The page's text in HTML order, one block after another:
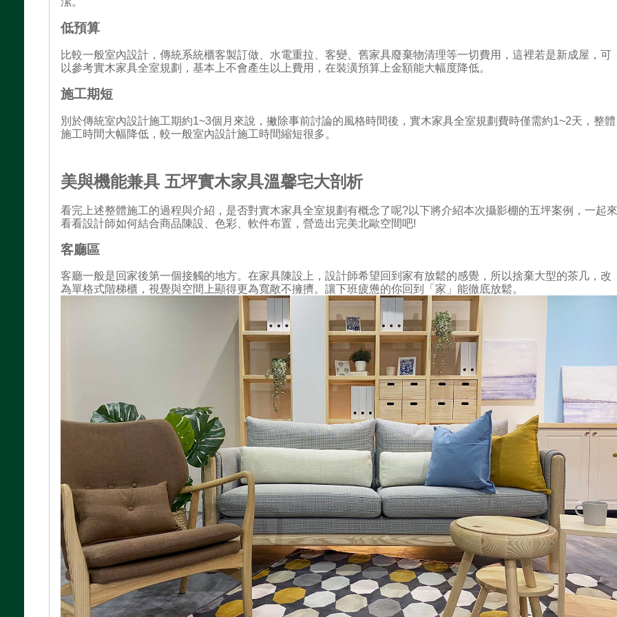
低預算
比較一般室內設計，傳統系統櫃客製訂做、水電重拉、客變、舊家具廢棄物清理等一切費用，這裡若是新成屋，可
以參考實木家具全室規劃，基本上不會產生以上費用，在裝潢預算上金額能大幅度降低。
施工期短
別於傳統室內設計施工期約1~3個月來說，撇除事前討論的風格時間後，實木家具全室規劃費時僅需約1~2天，整體
施工時間大幅降低，較一般室內設計施工時間縮短很多。
美與機能兼具 五坪實木家具溫馨宅大剖析
看完上述整體施工的過程與介紹，是否對實木家具全室規劃有概念了呢?以下將介紹本次攝影棚的五坪案例，一起
看看設計師如何結合商品陳設、色彩、軟件布置，營造出完美北歐空間吧!
客廳區
客廳一般是回家後第一個接觸的地方。在家具陳設上，設計師希望回到家有放鬆的感覺，所以捨棄大型的茶几，改
為單格式階梯櫃，視覺與空間上顯得更為寬敞不擁擠。讓下班疲憊的你回到「家」能徹底放鬆。